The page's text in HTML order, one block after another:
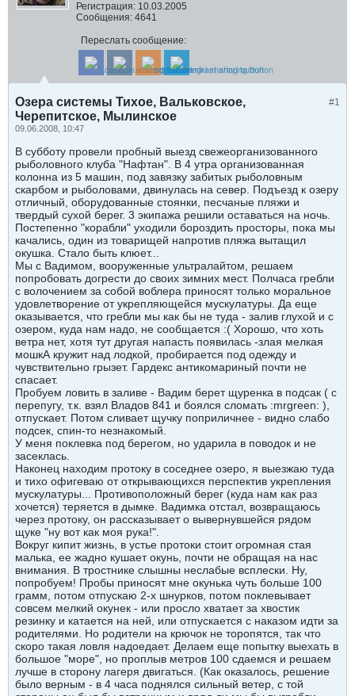
Регистрация: 10.03.2005
Сообщения: 4641
Переслать сообщение:
#1
Озера системы Тихое, Вальковское,
Черепитское, Мылинское
09.06.2008, 10:47
В субботу провели пробный выезд свежеорганизованного
рыболовного клуба "Нафтан". В 4 утра организованная
колонна из 5 машин, под завязку забитых рыболовным
скарбом и рыболовами, двинулась на север. Подъезд к озеру
отличный, оборудованные стоянки, песчаные пляжи и
твердый сухой берег. 3 экипажа решили оставаться на ночь.
Постепенно "корабли" уходили бороздить просторы, пока мы
качались, один из товарищей напротив пляжа вытащил
окушка. Стало быть клюет...
Мы с Вадимом, вооруженные ультралайтом, решаем
попробовать догрести до своих зимних мест. Полчаса гребли
с волочением за собой воблера приносят только моральное
удовлетворение от укрепляющейся мускулатуры. Да еще
оказывается, что гребли мы как бы не туда - залив глухой и с
озером, куда нам надо, не сообщается :( Хорошо, что хоть
ветра нет, хотя тут другая напасть появилась -злая мелкая
мошкА кружит над лодкой, пробирается под одежду и
чувствительно грызет. Гардекс антикомариный почти не
спасает.
Пробуем ловить в заливе - Вадим берет щуренка в подсак ( с
перепугу, т.к. взял Владов 841 и боялся сломать :mrgreen: ),
отпускает. Потом сливает щучку поприличнее - видно слабо
подсек, спин-то незнакомый.
У меня поклевка под берегом, но ударила в поводок и не
засеклась.
Наконец находим протоку в соседнее озеро, я выезжаю туда
и тихо офигеваю от открывающихся перспектив укрепления
мускулатуры... Противоположный берег (куда нам как раз
хочется) теряется в дымке. Вадимка отстал, возвращаюсь
через протоку, он рассказывает о вывернувшейся рядом
щуке "ну вот как моя рука!".
Вокруг кипит жизнь, в устье протоки стоит огромная стая
малька, ее жадно кушает окунь, почти не обращая на нас
внимания. В тростнике слышны неслабые всплески. Ну,
попробуем! Пробы приносят мне окунька чуть больше 100
грамм, потом отпускаю 2-х шнурков, потом поклевывает
совсем мелкий окунек - или просло хватает за хвостик
резинку и катается на ней, или отпускается с наказом идти за
родителями. Но родители на крючок не торопятся, так что
скоро такая ловля надоедает. Делаем еще попытку выехать в
большое "море", но проплыв метров 100 сдаемся и решаем
лучше в сторону лагеря двигаться. (Как оказалось, решение
было верным - в 4 часа поднялся сильный ветер, с той